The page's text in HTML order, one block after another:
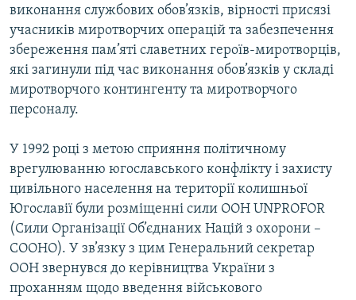
виконання службових обов’язків, вірності присязі
учасників миротворчих операцій та забезпечення
збереження пам’яті славетних героїв-миротворців,
які загинули під час виконання обов’язків у складі
миротворчого контингенту та миротворчого
персоналу.
У 1992 році з метою сприяння політичному
врегулюванню югославського конфлікту і захисту
цивільного населення на території колишньої
Югославії були розміщенні сили ООН UNPROFOR
(Сили Організації Об’єднаних Націй з охорони –
COOHO). У зв’язку з цим Генеральний секретар
ООН звернувся до керівництва України з
проханням щодо введення військового